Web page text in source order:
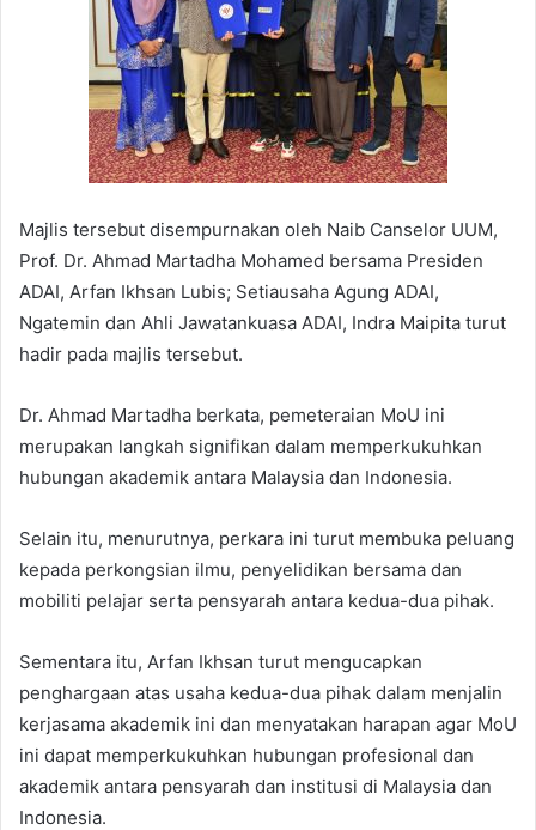
Majlis tersebut disempurnakan oleh Naib Canselor UUM,
Prof. Dr. Ahmad Martadha Mohamed bersama Presiden
ADAI, Arfan Ikhsan Lubis; Setiausaha Agung ADAI,
Ngatemin dan Ahli Jawatankuasa ADAI, Indra Maipita turut
hadir pada majlis tersebut.
Dr. Ahmad Martadha berkata, pemeteraian MoU ini
merupakan langkah signifikan dalam memperkukuhkan
hubungan akademik antara Malaysia dan Indonesia.
Selain itu, menurutnya, perkara ini turut membuka peluang
kepada perkongsian ilmu, penyelidikan bersama dan
mobiliti pelajar serta pensyarah antara kedua-dua pihak.
Sementara itu, Arfan Ikhsan turut mengucapkan
penghargaan atas usaha kedua-dua pihak dalam menjalin
kerjasama akademik ini dan menyatakan harapan agar MoU
ini dapat memperkukuhkan hubungan profesional dan
akademik antara pensyarah dan institusi di Malaysia dan
Indonesia.